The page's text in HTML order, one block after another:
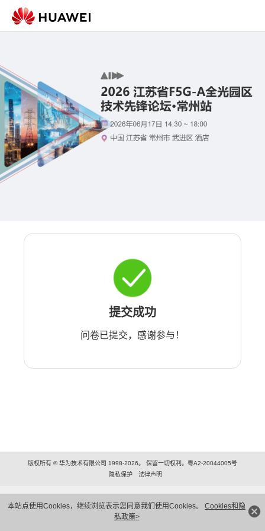
本站点使用Cookies，继续浏览表示您同意我们使用Cookies。 Cookies和隐
私政策>
提交成功
问卷已提交，感谢参与！
版权所有 © 华为技术有限公司 1998-2026。 保留一切权利。粤A2-20044005号
隐私保护
法律声明